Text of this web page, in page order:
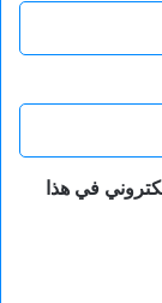
في هذا